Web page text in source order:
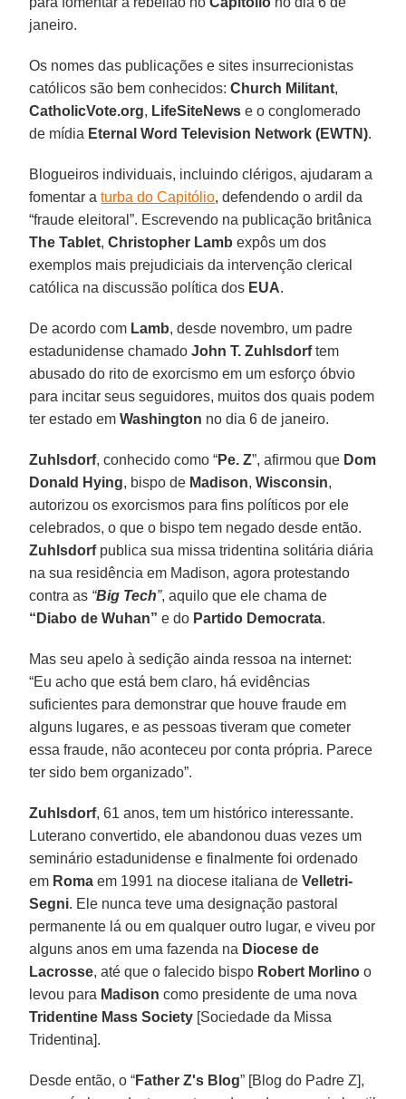
janeiro.
Os nomes das publicações e sites insurrecionistas
católicos são bem conhecidos:Church Militant,
CatholicVote.org, LifeSiteNews e o conglomerado
de mídia Eternal Word Television Network (EWTN).
Blogueiros individuais, incluindo clérigos, ajudaram a
fomentar aturba do Capitólio, defendendo o ardil da
“fraude eleitoral”. Escrevendo na publicação britânica
The Tablet,Christopher Lamb expôs um dos
exemplos mais prejudiciais da intervenção clerical
católica na discussão política dos EUA.
De acordo com Lamb, desde novembro, um padre
estadunidense chamadoJohn T. Zuhlsdorftem
abusado do rito de exorcismo em um esforço óbvio
para incitar seus seguidores, muitos dos quais podem
ter estado emWashington no dia 6 de janeiro.
Zuhlsdorf, conhecido como “Pe. Z”, afirmou que Dom
Donald Hying, bispo de Madison,Wisconsin,
autorizou os exorcismos para fins políticos por ele
celebrados, o que o bispo tem negado desde então.
Zuhlsdorfpublica sua missa tridentina solitária diária
na sua residência em Madison, agora protestando
contra as “Big Tech”, aquilo que ele chama de
“Diabo de Wuhan” e do Partido Democrata.
Mas seu apelo à sedição ainda ressoa na internet:
“Eu acho que está bem claro, há evidências
suficientes para demonstrar que houve fraude em
alguns lugares, e as pessoas tiveram que cometer
essa fraude, não aconteceu por conta própria. Parece
ter sido bem organizado”.
Zuhlsdorf, 61 anos, tem um histórico interessante.
Luterano convertido, ele abandonou duas vezes um
seminário estadunidense e finalmente foi ordenado
em Roma em 1991 na diocese italiana deVelletri-
Segni. Ele nunca teve uma designação pastoral
permanente lá ou em qualquer outro lugar, e viveu por
alguns anos em uma fazenda na Diocese de
Lacrosse, até que o falecido bispo Robert Morlino o
levou para Madison como presidente de uma nova
Tridentine Mass Society [Sociedade da Missa
Tridentina].
Desde então, o “Father Z's Blog” [Blog do Padre Z],